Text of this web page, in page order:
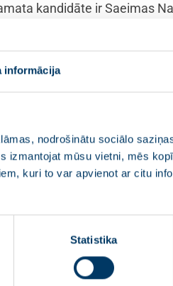
informācija
nodrošinātu sociālo
izmantojat mūsu vietni, mēs
kuri to var apvienot ar citu
Statistika
kandidāte ir Saeimas
Universitātē.
korupcijai nav vietas. Esam
valsts aizsargās savu
principu,” pauda
principiālu un profesionālu
un Juridiskās
amatā sakārtos
ātrāku, kas ir vitāli
Kariņš, JAUNĀ
VIENOTĪBAS
pilsētai un